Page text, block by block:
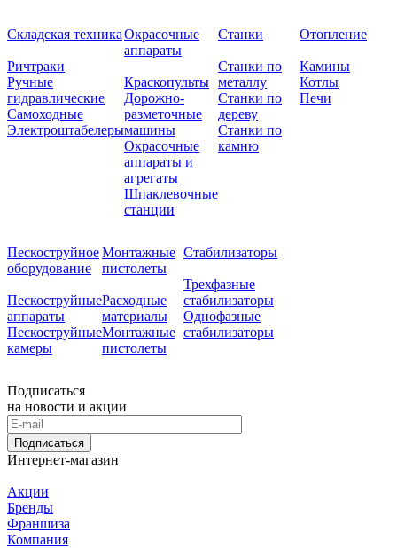
Складская техника
Ричтраки
Ручные
гидравлические
Самоходные
Электроштабелеры
Окрасочные
аппараты
Краскопульты
Дорожно-
разметочные
машины
Окрасочные
аппараты и
агрегаты
Шпаклевочные
станции
Станки
Станки по
металлу
Станки по
дереву
Станки по
камню
Отопление
Камины
Котлы
Печи
Пескоструйное
оборудование
Пескоструйные
аппараты
Пескоструйные
камеры
Монтажные
пистолеты
Расходные
материалы
Монтажные
пистолеты
Стабилизаторы
Трехфазные
стабилизаторы
Однофазные
стабилизаторы
Подписаться
на новости и акции
Подписаться
Интернет-магазин
Акции
Бренды
Франшиза
Компания